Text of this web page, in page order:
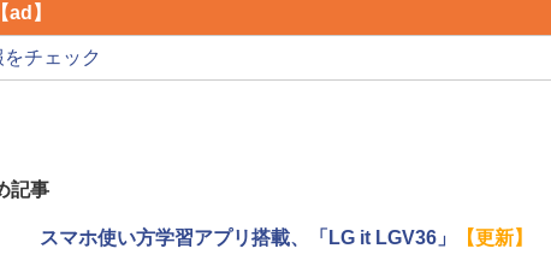
】
チェック
記事
スマホ使い方学習アプリ搭載、「LG it LGV36」 【更新】